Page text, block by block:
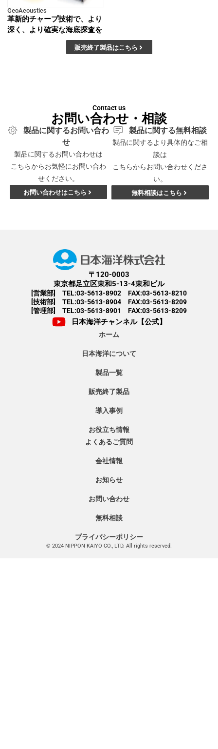
GeoAcoustics
革新的チャープ技術で、より
深く、より確実な海底探査を
販売終了製品はこちら
Contact us
お問い合わせ・相談
製品に関するお問い合わ
せ
製品に関するお問い合わせは
こちらからお気軽にお問い合わ
せください。
お問い合わせはこちら
製品に関する無料相談
製品に関するより具体的なご相
談は
こちらからお問い合わせくださ
い。
無料相談はこちら
〒120-0003
東京都足立区東和5-13-4東和ビル
[営業部] TEL:03-5613-8902 FAX:03-5613-8210
[技術部] TEL:03-5613-8904 FAX:03-5613-8209
[管理部] TEL:03-5613-8901 FAX:03-5613-8209
日本海洋チャンネル【公式】
ホーム
日本海洋について
製品一覧
販売終了製品
導入事例
お役立ち情報
よくあるご質問
会社情報
お知らせ
お問い合わせ
無料相談
プライバシーポリシー
© 2024 NIPPON KAIYO CO., LTD. All rights reserved.